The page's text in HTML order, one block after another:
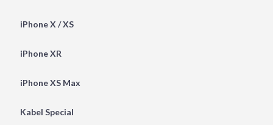
iPhone X / XS
iPhone XR
iPhone XS Max
Kabel Special